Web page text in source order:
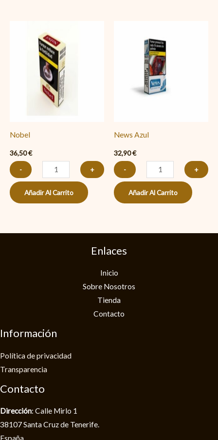
Nobel
36,50€
-
cantidad
+
Añadir Al Carrito
News Azul
32,90€
-
Azul
cantidad
+
Añadir Al Carrito
Enlaces
Inicio
Sobre Nosotros
Tienda
Contacto
Información
Política de privacidad​
Transparencia
Contacto
Dirección: Calle Mirlo 1
38107 Santa Cruz de Tenerife.
España